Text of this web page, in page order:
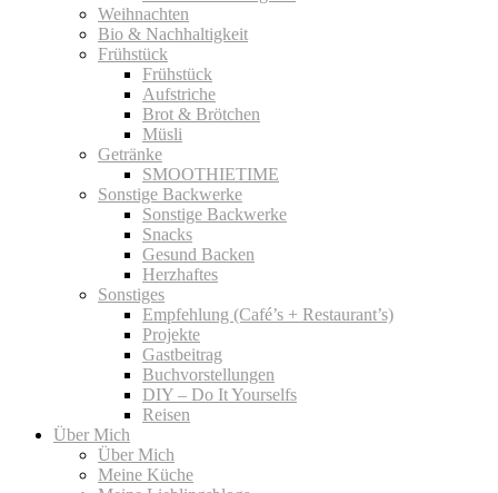
Weihnachten
Bio & Nachhaltigkeit
Frühstück
Frühstück
Aufstriche
Brot & Brötchen
Müsli
Getränke
SMOOTHIETIME
Sonstige Backwerke
Sonstige Backwerke
Snacks
Gesund Backen
Herzhaftes
Sonstiges
Empfehlung (Café’s + Restaurant’s)
Projekte
Gastbeitrag
Buchvorstellungen
DIY – Do It Yourselfs
Reisen
Über Mich
Über Mich
Meine Küche